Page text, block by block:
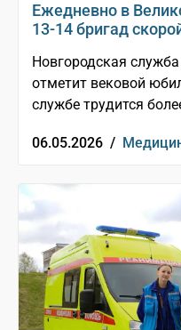
Ежедневно в
13-14 бригад
Новгородская
отметит вековой
службе трудится
06.05.2026 /